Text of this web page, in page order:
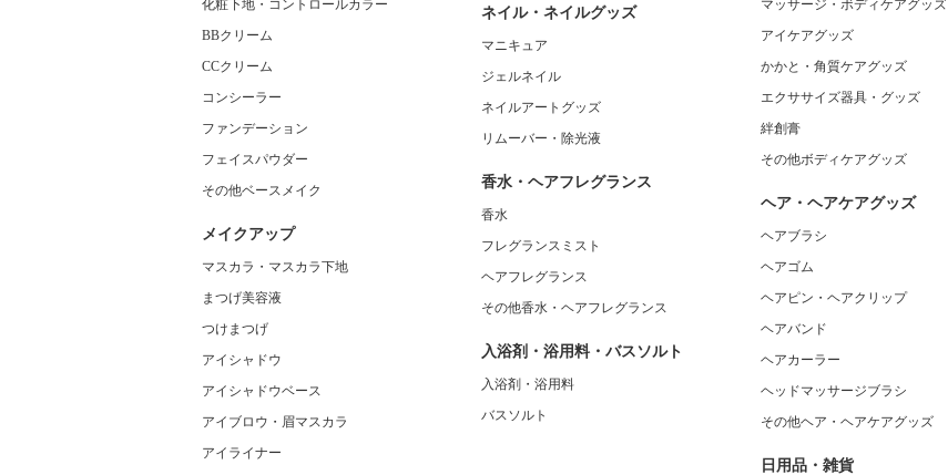
化粧下地・コントロールカラー
BBクリーム
CCクリーム
コンシーラー
ファンデーション
フェイスパウダー
その他ベースメイク
メイクアップ
マスカラ・マスカラ下地
まつげ美容液
つけまつげ
アイシャドウ
アイシャドウベース
アイブロウ・眉マスカラ
アイライナー
ネイル・ネイルグッズ
マニキュア
ジェルネイル
ネイルアートグッズ
リムーバー・除光液
香水・ヘアフレグランス
香水
フレグランスミスト
ヘアフレグランス
その他香水・ヘアフレグランス
入浴剤・浴用料・バスソルト
入浴剤・浴用料
バスソルト
マッサージ・ボディケアグッズ
アイケアグッズ
かかと・角質ケアグッズ
エクササイズ器具・グッズ
絆創膏
その他ボディケアグッズ
ヘア・ヘアケアグッズ
ヘアブラシ
ヘアゴム
ヘアピン・ヘアクリップ
ヘアバンド
ヘアカーラー
ヘッドマッサージブラシ
その他ヘア・ヘアケアグッズ
日用品・雑貨